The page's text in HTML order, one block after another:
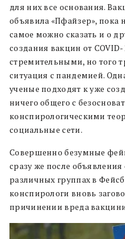
для них все основания.
объявила «Пфайзер», пока
самое можно сказать и о
создания вакцин от
стремительными, но того
ситуация с пандемией.
ученые подходят к уже
ничего общего с
конспирологическими
социальные сети.
Совершенно безумные
сразу же после
различных группах в
конспирологи вновь
причинении вреда